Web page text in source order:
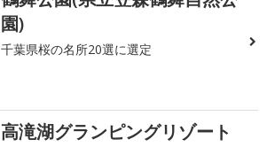
園)
千葉県桜の名所20選に選定
高滝湖グランピングリゾート